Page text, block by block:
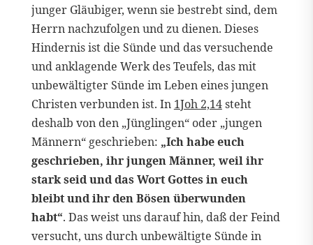
junger Gläubiger, wenn sie bestrebt sind, dem
Herrn nachzufolgen und zu dienen. Dieses
Hindernis ist die Sünde und das versuchende
und anklagende Werk des Teufels, das mit
unbewältigter Sünde im Leben eines jungen
Christen verbunden ist. In 1Joh 2,14steht
deshalb von den „Jünglingen“ oder „jungen
Männern“ geschrieben: „Ich habe euch
geschrieben, ihr jungen Männer, weil ihr
stark seid und das Wort Gottes in euch
bleibt und ihr den Bösen überwunden
habt“. Das weist uns darauf hin, daß der Feind
versucht, uns durch unbewältigte Sünde in